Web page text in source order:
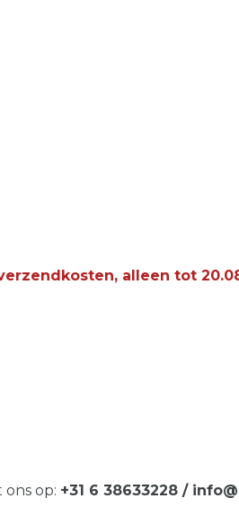
alleen tot
op: +31 6 38633228 /